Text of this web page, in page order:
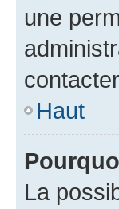
une
Haut
La